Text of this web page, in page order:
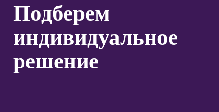
Подберем
индивидуальное
решение